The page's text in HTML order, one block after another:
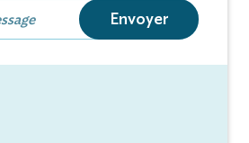
de 92 ans de
Thérèse Jeanne
21 décembre 2022 à 11 heures
Envoyer